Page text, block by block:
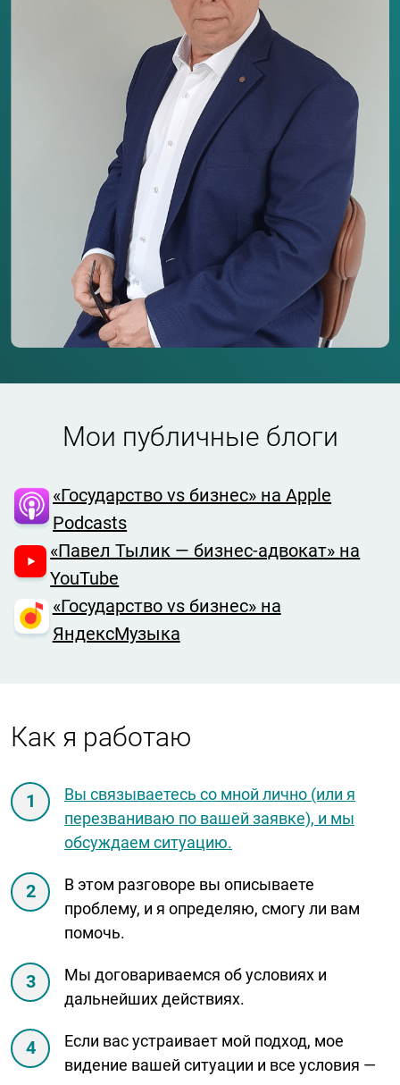
Мои публичные блоги
«Государство vs бизнес» на Apple
Podcasts
«Павел Тылик — бизнес-адвокат» на
YouTube
«Государство vs бизнес» на
ЯндексМузыка
Как я работаю
Вы связываетесь со мной лично (или я
перезваниваю по вашей заявке), и мы
обсуждаем ситуацию.
В этом разговоре вы описываете
проблему, и я определяю, смогу ли вам
помочь.
Мы договариваемся об условиях и
дальнейших действиях.
Если вас устраивает мой подход, мое
видение вашей ситуации и все условия —